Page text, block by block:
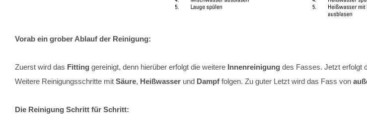
Vorab ein grober Ablauf der Reinigung:
Zuerst wird das Fitting gereinigt, denn hierüber erfolgt die weitere Innenreinigung des Fasses. Jetzt erfolgt
Weitere Reinigungsschritte mit Säure, Heißwasser und Dampf folgen. Zu guter Letzt wird das Fass von
Die Reinigung Schritt für Schritt: